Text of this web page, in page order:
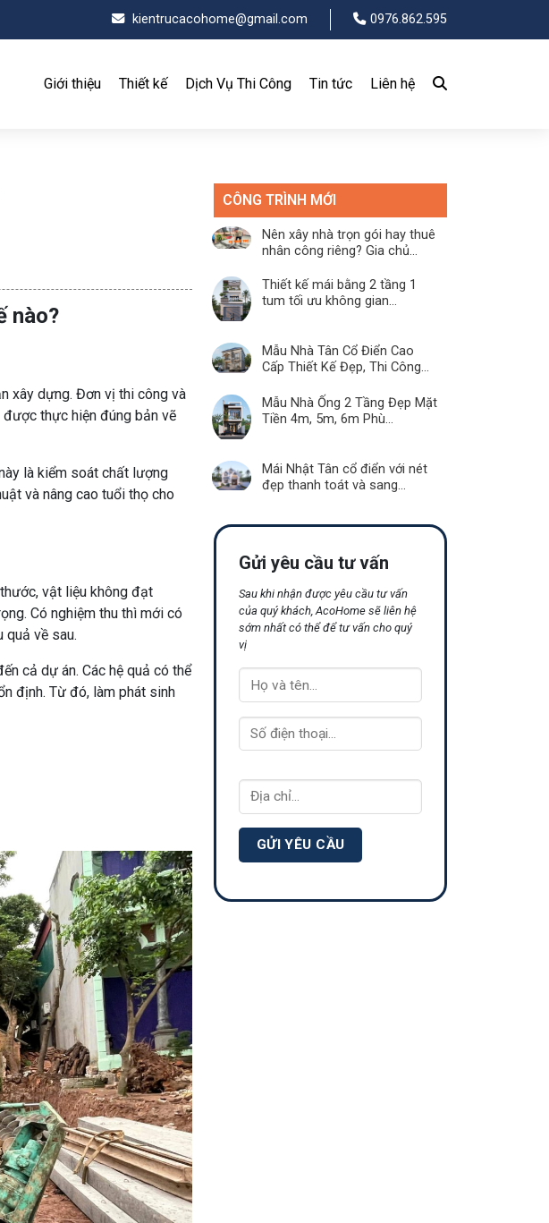
kientrucacohome@gmail.com 0976.862.595
Giới thiệu Thiết kế Dịch Vụ Thi Công Tin tức Liên hệ
nào?
xây dựng. Đơn vị thi công và
thực hiện đúng bản vẽ
là kiểm soát chất lượng
và nâng cao tuổi thọ cho
vật liệu không đạt
Có nghiệm thu thì mới có
quả về sau.
cả dự án. Các hệ quả có thể
định. Từ đó, làm phát sinh
CÔNG TRÌNH MỚI
Nên xây nhà trọn gói hay thuê
nhân công riêng? Gia chủ...
Thiết kế mái bằng 2 tầng 1
tum tối ưu không gian...
Mẫu Nhà Tân Cổ Điển Cao
Cấp Thiết Kế Đẹp, Thi Công...
Mẫu Nhà Ống 2 Tầng Đẹp Mặt
Tiền 4m, 5m, 6m Phù...
Mái Nhật Tân cổ điển với nét
đẹp thanh toát và sang...
Gửi yêu cầu tư vấn
Sau khi nhận được yêu cầu tư vấn
của quý khách, AcoHome sẽ liên hệ
sớm nhất có thể để tư vấn cho quý
vị